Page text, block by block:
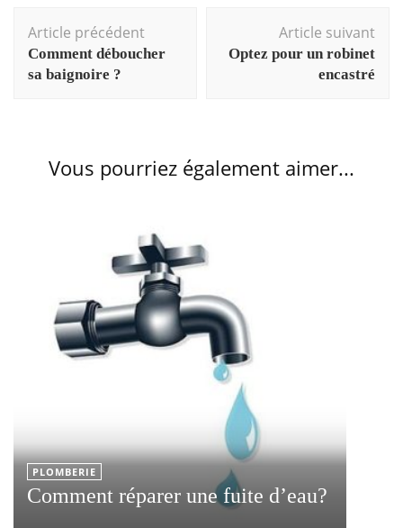
d'article
Article précédent
Comment déboucher
sa baignoire ?
Article suivant
Optez pour un robinet
encastré
Vous pourriez également aimer...
PLOMBERIE
Comment réparer une fuite d’eau?